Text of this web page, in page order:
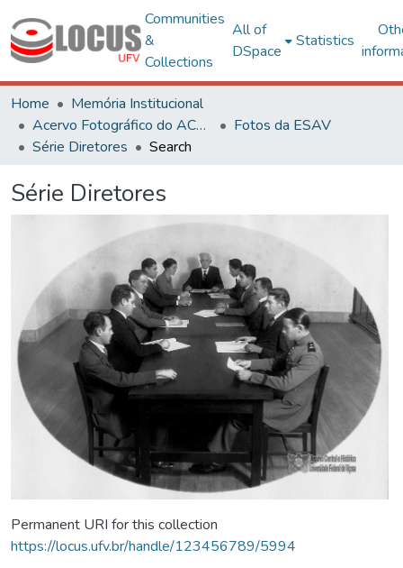
Communities
&
Collections
All of
DSpace
Statistics
Home
Memória Institucional
Acervo Fotográfico do ACH-UFV
Fotos da ESAV
Série Diretores
Search
Série Diretores
Permanent URI for this collection
https://locus.ufv.br/handle/123456789/5994